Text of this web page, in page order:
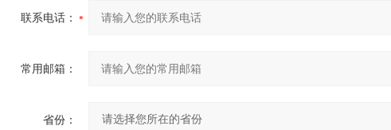
联系电话：
常用邮箱：
省份：